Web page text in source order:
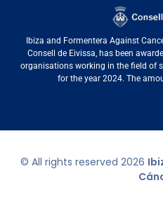
Ibiza and Formentera Against
Consell de Eivissa, has been
organisations working in the field of
for the year 2024. The
© All rights reserved 2026